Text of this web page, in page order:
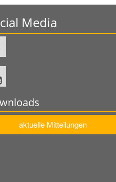
Media
aktuelle Mitteilungen